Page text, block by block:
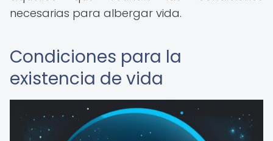
necesarias para albergar vida.
Condiciones para la
existencia de vida